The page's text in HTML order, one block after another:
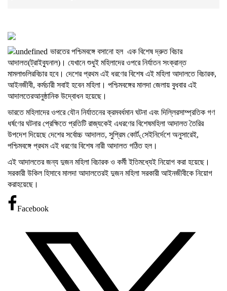
ভারতের পশ্চিমবঙ্গে বসানো হল এক বিশেষ দ্রুত বিচার
আদালত(ট্রাইব্যুনাল)। যেখানে শুধুই মহিলাদের ওপরে নির্যাতন সংক্রান্ত
মামলাগুলিরবিচার হবে। দেশের প্রথম এই ধরণের বিশেষ এই মহিলা আদালতে বিচারক,
আইনজীবী, কর্মচারী সবাই হবেন মহিলা। পশ্চিমবঙ্গের মালদা জেলায় বুধবার এই
আদালতেরআনুষ্ঠানিক উদ্বোধন হয়েছে।
ভারতে মহিলাদের ওপরে যৌন নির্যাতনের ক্রমবর্ধমান ঘটনা এবং দিল্লিরসাম্প্রতিক গণ
ধর্ষণের ঘটনার প্রেক্ষিতে প্রতিটি রাজ্যকেই এধরণের বিশেষমহিলা আদালত তৈরির
উপদেশ দিয়েছে দেশের সর্বোচ্চ আদালত, সুপ্রিম কোর্ট৻সেইনির্দেশে অনুসারেই,
পশ্চিমবঙ্গে প্রথম এই ধরণের বিশেষ নারী আদালত গঠিত হল।
এই আদালতের জন্য দুজন মহিলা বিচারক ও কর্মী ইতিমধ্যেই নিয়োগ করা হয়েছে।
সরকারী উকিল হিসাবে মালদা আদালতেরই দুজন মহিলা সরকারী আইনজীবীকে নিয়োগ
করাহয়েছে।
Facebook